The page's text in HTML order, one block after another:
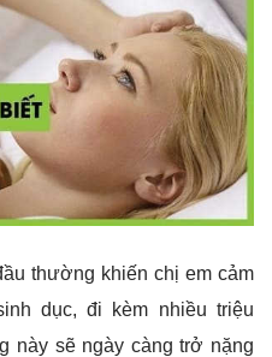
thường khiến chị em cảm
dục, đi kèm nhiều triệu
này sẽ ngày càng trở nặng